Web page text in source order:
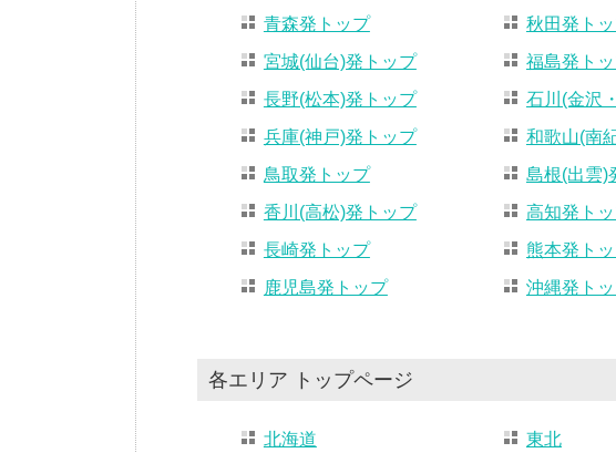
青森発トップ
秋田発ト
宮城(仙台)発トップ
福島発ト
長野(松本)発トップ
石川(金沢
兵庫(神戸)発トップ
和歌山(南
鳥取発トップ
島根(出雲)
香川(高松)発トップ
高知発ト
長崎発トップ
熊本発ト
鹿児島発トップ
沖縄発ト
各エリア トップページ
北海道 東北